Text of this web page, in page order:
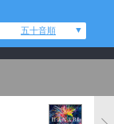
五十音順